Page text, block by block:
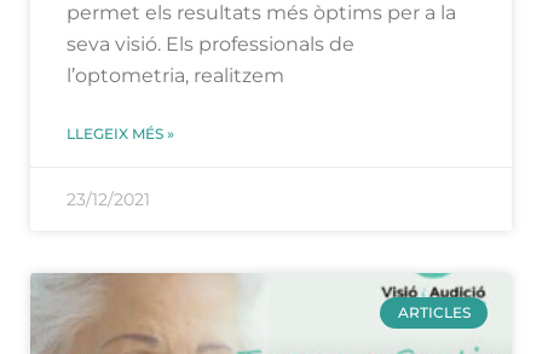
permet els resultats més òptims per a la
seva visió. Els professionals de
l’optometria, realitzem
LLEGEIX MÉS »
23/12/2021
ARTICLES